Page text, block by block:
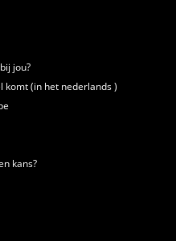
jou?
komt (in het nederlands )
kans?